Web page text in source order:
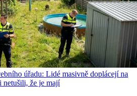
úřadu: Lidé masivně doplácejí na
netušili, že je mají